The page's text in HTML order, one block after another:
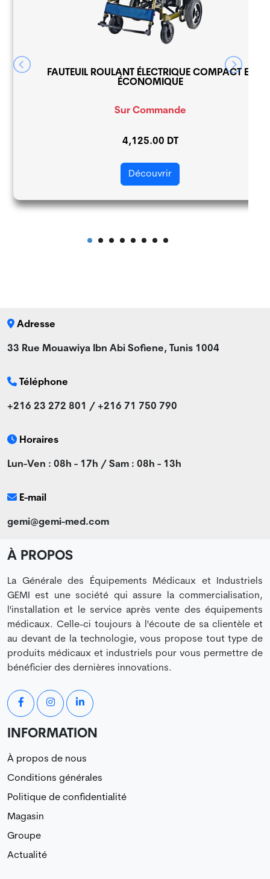
FAUTEUIL ROULANT ÉLECTRIQUE COMPACT ET
ÉCONOMIQUE
Sur Commande
4,125.00 DT
Découvrir
Adresse
33 Rue Mouawiya Ibn Abi Sofiene, Tunis 1004
Téléphone
+216 23 272 801 / +216 71 750 790
Horaires
Lun-Ven : 08h - 17h / Sam : 08h - 13h
E-mail
gemi@gemi-med.com
À PROPOS
La Générale des Équipements Médicaux et Industriels
GEMI est une société qui assure la commercialisation,
l'installation et le service après vente des équipements
médicaux. Celle-ci toujours à l'écoute de sa clientèle et
au devant de la technologie, vous propose tout type de
produits médicaux et industriels pour vous permettre de
bénéficier des dernières innovations.
INFORMATION
À propos de nous
Conditions générales
Politique de confidentialité
Magasin
Groupe
Actualité